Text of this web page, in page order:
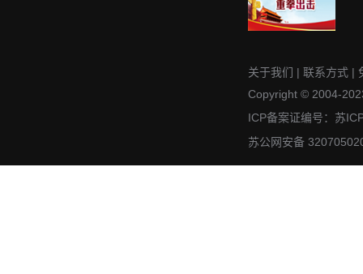
关于我们 | 联系方式|
Copyright © 2004-
ICP备案证编号：苏
苏公网安备